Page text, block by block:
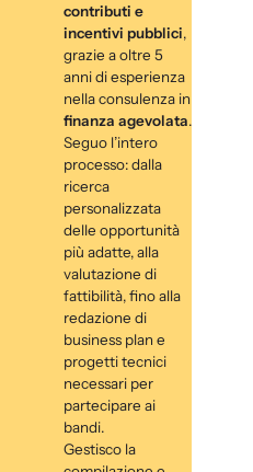
contributi e
incentivi pubblici,
grazie a oltre 5
anni di esperienza
nella consulenza in
finanza agevolata.
Seguo l’intero
processo: dalla
ricerca
personalizzata
delle opportunità
più adatte, alla
valutazione di
fattibilità, fino alla
redazione di
business plan e
progetti tecnici
necessari per
partecipare ai
bandi.
Gestisco la